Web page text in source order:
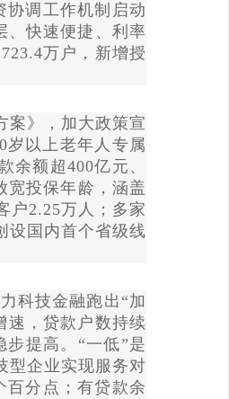
协调工作机制启动
、快速便捷、利率
万户，新增授
》，加大政策宣
岁以上老年人专属
余额超400亿元、
宽投保年龄，涵盖
户2.25万人；多家
设国内首个省级线
科技金融跑出 “加
速，贷款户数持续
提高。“一低”是
型企业实现服务对
百分点；有贷款余